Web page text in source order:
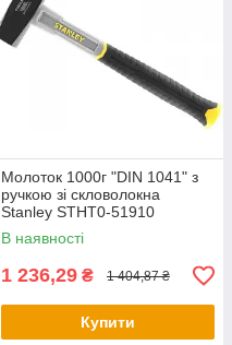
Молоток 1000г "DIN 1041" з
ручкою зі скловолокна
Stanley STHT0-51910
В наявності
1 236,29 ₴ 1 404,87 ₴
Купити